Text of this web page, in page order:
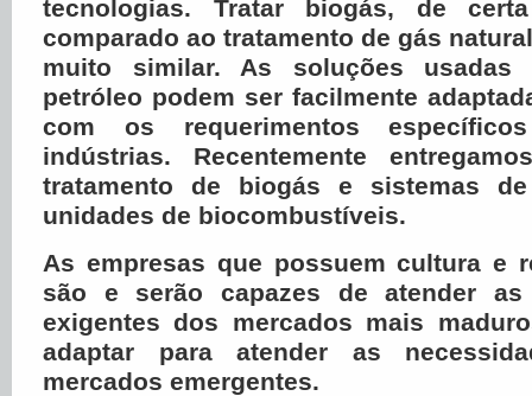
tecnologias. Tratar biogás, de
comparado ao tratamento de gás
muito similar. As soluções
petróleo podem ser facilmente
com os requerimentos
indústrias. Recentemente
tratamento de biogás e sistemas
unidades de biocombustíveis.
As empresas que possuem cultura e
são e serão capazes de atender as
exigentes dos mercados mais
adaptar para atender as
mercados emergentes.